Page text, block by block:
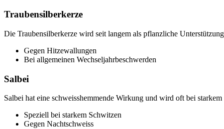
Traubensilberkerze
Die Traubensilberkerze wird seit langem als pflanzliche
Gegen Hitzewallungen
Bei allgemeinen Wechseljahrbeschwerden
Salbei
Salbei hat eine schweisshemmende Wirkung und wird oft bei
Speziell bei starkem Schwitzen
Gegen Nachtschweiss